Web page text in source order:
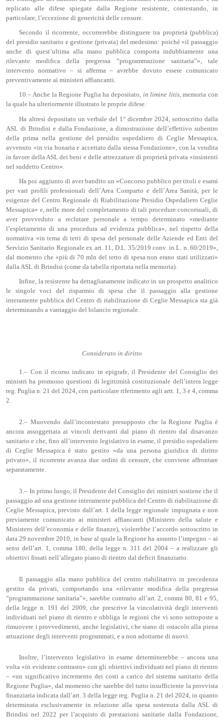
replicato alle difese spiegate dalla Regione resistente, contestando, in
particolare, l’eccezione di genericità delle censure.
Secondo il ricorrente, occorrerebbe distinguere tra proprietà (pubblica)
del presidio sanitario e gestione (privata) del medesimo: poiché «il passaggio
anche di quest’ultima alla mano pubblica comporta indubbiamente una
rilevante modifica della pregressa “programmazione sanitaria”», tale
intervento normativo – si afferma – avrebbe dovuto essere comunicato
preventivamente ai ministeri affiancanti.
10.– Anche la Regione Puglia ha depositato, in limine litis, memoria con
la quale ha ulteriormente illustrato le proprie difese.
Ha altresì depositato un verbale del 1° dicembre 2024, sottoscritto dalla
ASL di Brindisi e dalla Fondazione, a dimostrazione dell’effettivo subentro
della prima nella gestione del presidio ospedaliero di Ceglie Messapica,
avvenuto «in via bonaria e accettato dalla stessa Fondazione», con la vendita
in favore della ASL dei beni e delle attrezzature di proprietà privata «insistenti
nel suddetto Centro».
Ha poi aggiunto di aver bandito un «Concorso pubblico per titoli e esami
per vari profili professionali dell’Area Comparto e dell’Area Sanità, per le
esigenze del Centro Regionale di Riabilitazione Presidio Ospedaliero Ceglie
Messapica» e, nelle more del completamento di tali procedure concorsuali, di
aver provveduto a reclutare personale a tempo determinato «mediante
l’espletamento di una procedura ad evidenza pubblica», nel rispetto della
normativa «in tema di tetti di spesa del personale delle Aziende ed Enti del
Servizio Sanitario Regionale ex art. 11, D.L. 35/2019 conv. in L. n. 60/2019»,
dal momento che «più di 70 mln del tetto di spesa non erano stati utilizzati»
dalla ASL di Brindisi (come da tabella riportata nella memoria).
Infine, la resistente ha dettagliatamente indicato in un prospetto analitico
le singole voci del risparmio di spesa che il passaggio alla gestione
interamente pubblica del Centro di riabilitazione di Ceglie Messapica sta già
determinando a vantaggio del bilancio regionale.
Considerato in diritto
1.– Con il ricorso indicato in epigrafe, il Presidente del Consiglio dei
ministri ha promosso questioni di legittimità costituzionale dell’intera legge
reg. Puglia n. 21 del 2024, con particolare riferimento agli artt. 1, 3 e 4, comma
2.
2.– Muovendo dall’incontestato presupposto che la Regione Puglia è
ancora assoggettata ai vincoli derivanti dal piano di rientro dal disavanzo
sanitario e che, fino all’intervento legislativo in esame, il presidio ospedaliero
di Ceglie Messapica è stato gestito «da una persona giuridica di diritto
privato», il ricorrente avanza due ordini di censure, che conviene affrontare
separatamente.
3.– In primo luogo, il Presidente del Consiglio dei ministri sostiene che il
passaggio ad una gestione interamente pubblica del Centro di riabilitazione di
Ceglie Messapica, previsto dall’art. 1 della legge regionale impugnata e non
previamente comunicato ai ministeri affiancanti (Ministero della salute e
Ministero dell’economia e delle finanze), violerebbe l’accordo sottoscritto in
data 29 novembre 2010, in base al quale la Regione ha assunto l’impegno – ai
sensi dell’art. 1, comma 180, della legge n. 311 del 2004 – a realizzare gli
obiettivi fissati nell’allegato piano di rientro dal deficit finanziario.
Il passaggio alla mano pubblica del centro riabilitativo in precedenza
gestito da privati, comportando una «rilevante modifica della pregressa
“programmazione sanitaria”», sarebbe contrario all’art. 2, commi 80, 81 e 95,
della legge n. 191 del 2009, che prescrive la vincolatività degli interventi
individuati nel piano di rientro e obbliga le regioni che vi sono sottoposte a
rimuovere i provvedimenti, anche legislativi, che siano di ostacolo alla piena
attuazione degli interventi programmati, e a non adottarne di nuovi.
Inoltre, l’intervento legislativo in esame determinerebbe – ancora una
volta «in evidente contrasto» con gli obiettivi individuati nel piano di rientro
– «un significativo incremento dei costi a carico del sistema sanitario della
Regione Puglia», dal momento che sarebbe del tutto insufficiente la provvista
finanziaria indicata dall’art. 3 della legge reg. Puglia n. 21 del 2024, in quanto
determinata esclusivamente in relazione alla spesa sostenuta dalla ASL di
Brindisi nel 2022 per l’acquisto di prestazioni sanitarie dalla Fondazione,